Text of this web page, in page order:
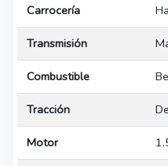
Carrocería
Transmisión
Combustible
Tracción
Motor